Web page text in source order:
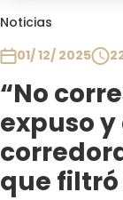
Noticias
01/ 12/ 2025
“No
expuso y
que
Plan
El Tiempo
Sabingo
Todos Los